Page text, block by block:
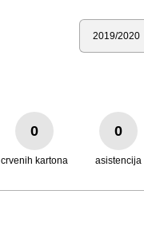
Sezona
0
crvenih kartona
0
asistencija